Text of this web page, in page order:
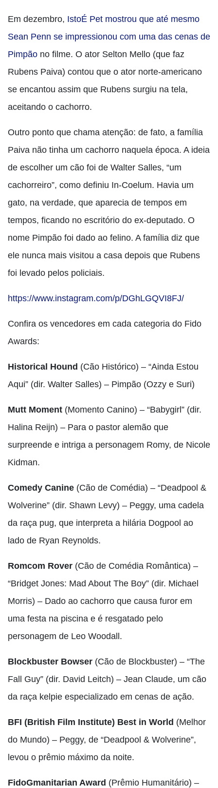
Em dezembro, IstoÉ Pet mostrou que até mesmo
Sean Penn se impressionou com uma das cenas de
Pimpão no filme. O ator Selton Mello (que faz
Rubens Paiva) contou que o ator norte-americano
se encantou assim que Rubens surgiu na tela,
aceitando o cachorro.
Outro ponto que chama atenção: de fato, a família
Paiva não tinha um cachorro naquela época. A ideia
de escolher um cão foi de Walter Salles, “um
cachorreiro”, como definiu In-Coelum. Havia um
gato, na verdade, que aparecia de tempos em
tempos, ficando no escritório do ex-deputado. O
nome Pimpão foi dado ao felino. A família diz que
ele nunca mais visitou a casa depois que Rubens
foi levado pelos policiais.
https://www.instagram.com/p/DGhLGQVI8FJ/
Confira os vencedores em cada categoria do Fido
Awards:
Historical Hound (Cão Histórico) – “Ainda Estou
Aqui” (dir. Walter Salles) – Pimpão (Ozzy e Suri)
Mutt Moment (Momento Canino) – “Babygirl” (dir.
Halina Reijn) – Para o pastor alemão que
surpreende e intriga a personagem Romy, de Nicole
Kidman.
Comedy Canine (Cão de Comédia) – “Deadpool &
Wolverine” (dir. Shawn Levy) – Peggy, uma cadela
da raça pug, que interpreta a hilária Dogpool ao
lado de Ryan Reynolds.
Romcom Rover (Cão de Comédia Romântica) –
“Bridget Jones: Mad About The Boy” (dir. Michael
Morris) – Dado ao cachorro que causa furor em
uma festa na piscina e é resgatado pelo
personagem de Leo Woodall.
Blockbuster Bowser (Cão de Blockbuster) – “The
Fall Guy” (dir. David Leitch) – Jean Claude, um cão
da raça kelpie especializado em cenas de ação.
BFI (British Film Institute) Best in World (Melhor
do Mundo) – Peggy, de “Deadpool & Wolverine”,
levou o prêmio máximo da noite.
FidoGmanitarian Award (Prêmio Humanitário) –